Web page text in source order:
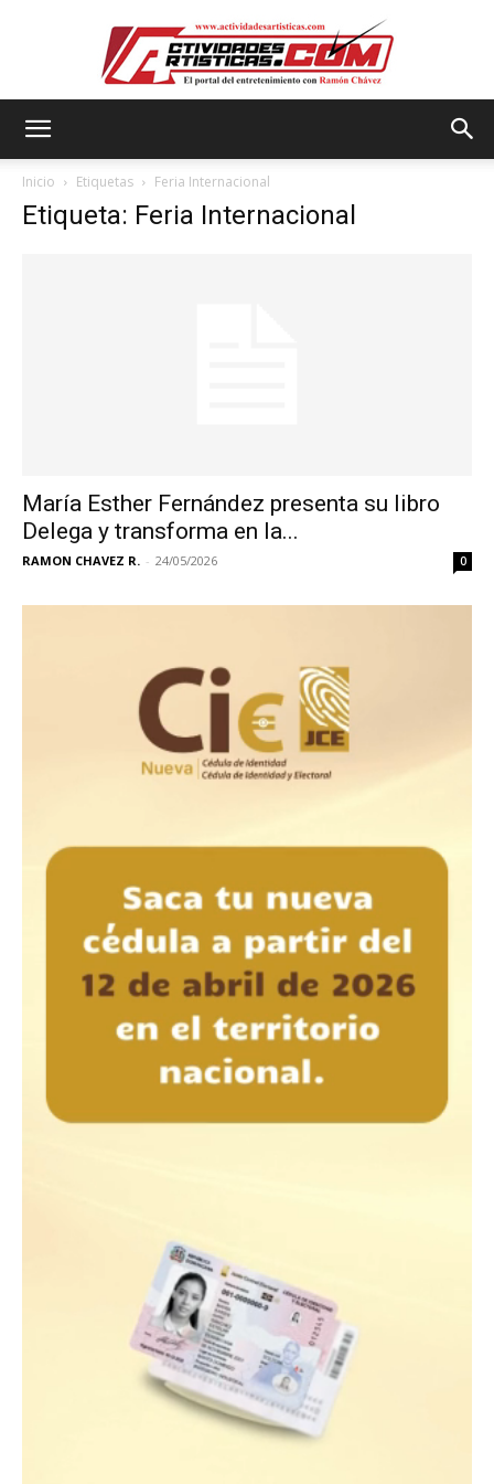
Inicio Etiquetas Feria Internacional
Etiqueta: Feria Internacional
María Esther Fernández presenta su libro
Delega y transforma en la...
RAMON CHAVEZ R. - 24/05/2026 0